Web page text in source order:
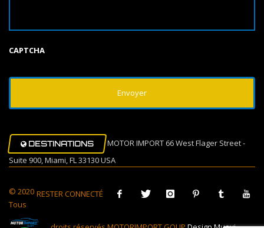
CAPTCHA
DESTINATIONS
MOTOR IMPORT 66 West Flager Street -
Suite 900, Miami, FL 33130 USA
RESTER CONNECTÉ
© 2020
Tous